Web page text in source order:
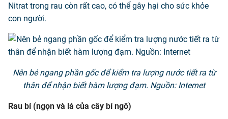
Nitrat trong rau còn rất cao, có thể gây hại cho sức khỏe
con người.
Nên bẻ ngang phần gốc để kiểm tra lượng nước tiết ra từ
thân để nhận biết hàm lượng đạm. Nguồn: Internet
Rau bí (ngọn và lá của cây bí ngô)